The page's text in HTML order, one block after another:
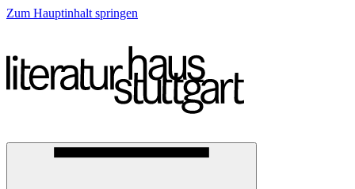
Zum Hauptinhalt springen